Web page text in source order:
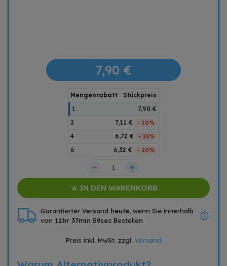
7,90 €
Mengenrabatt
Stückpreis
1
7,90 €
2
7,11 € - 10%
4 6,72 € - 15%
6 6,32 € - 20%
– +
IN DEN WARENKORB
Garantierter Versand heute, wenn Sie innerhalb
von 12hr 37min 58sec Bestellen
Preis inkl. MwSt. zzgl. Versand